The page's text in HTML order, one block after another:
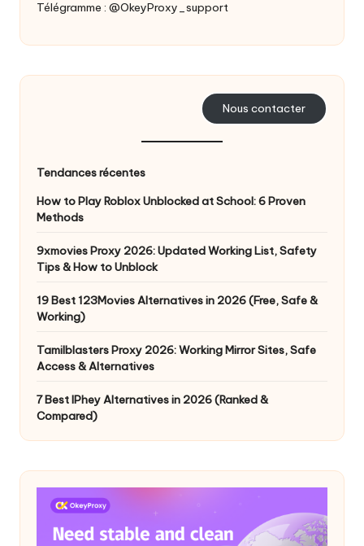
Télégramme : @OkeyProxy_support
Nous contacter
Tendances récentes
How to Play Roblox Unblocked at School: 6 Proven
Methods
9xmovies Proxy 2026: Updated Working List, Safety
Tips & How to Unblock
19 Best 123Movies Alternatives in 2026 (Free, Safe &
Working)
Tamilblasters Proxy 2026: Working Mirror Sites, Safe
Access & Alternatives
7 Best IPhey Alternatives in 2026 (Ranked &
Compared)